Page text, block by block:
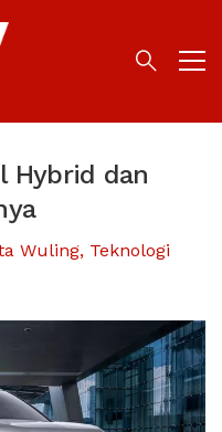
Hybrid dan
Wuling, Teknologi